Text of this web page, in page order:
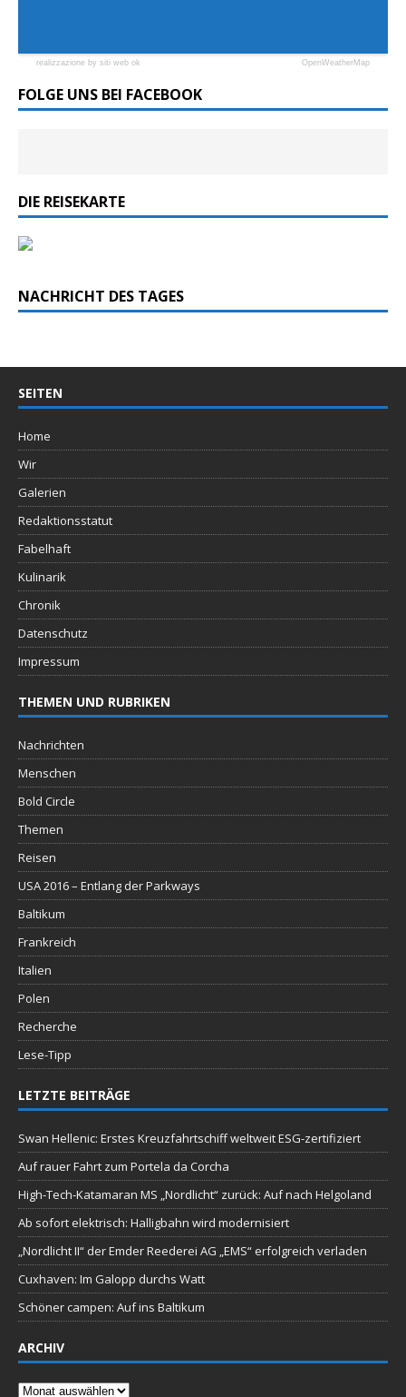
realizzazione by siti web ok OpenWeatherMap
FOLGE UNS BEI FACEBOOK
DIE REISEKARTE
NACHRICHT DES TAGES
SEITEN
Home
Wir
Galerien
Redaktionsstatut
Fabelhaft
Kulinarik
Chronik
Datenschutz
Impressum
THEMEN UND RUBRIKEN
Nachrichten
Menschen
Bold Circle
Themen
Reisen
USA 2016 – Entlang der Parkways
Baltikum
Frankreich
Italien
Polen
Recherche
Lese-Tipp
LETZTE BEITRÄGE
Swan Hellenic: Erstes Kreuzfahrtschiff weltweit ESG-zertifiziert
Auf rauer Fahrt zum Portela da Corcha
High-Tech-Katamaran MS „Nordlicht“ zurück: Auf nach Helgoland
Ab sofort elektrisch: Halligbahn wird modernisiert
„Nordlicht II“ der Emder Reederei AG „EMS“ erfolgreich verladen
Cuxhaven: Im Galopp durchs Watt
Schöner campen: Auf ins Baltikum
ARCHIV
Archiv